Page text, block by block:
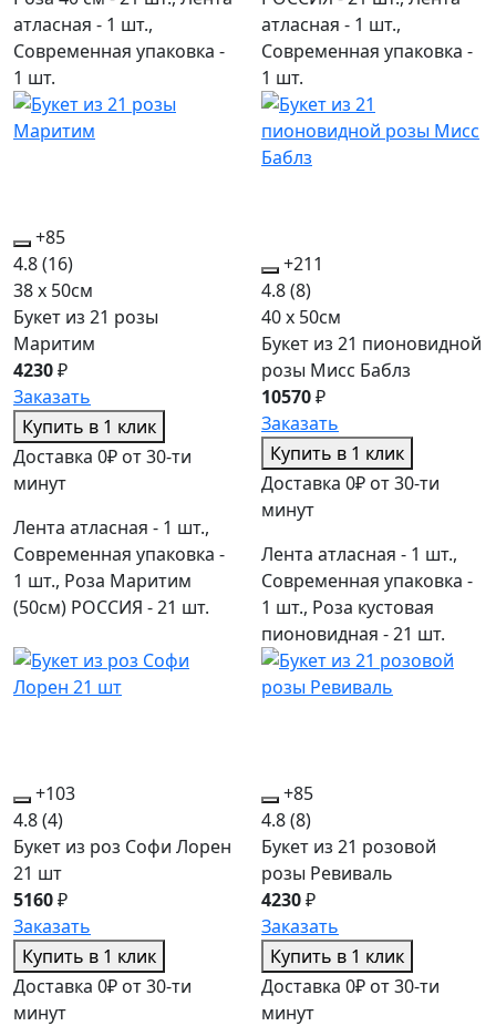
атласная - 1 шт.,
Современная упаковка -
1 шт.
атласная - 1 шт.,
Современная упаковка -
1 шт.
+85
4.8(16)
38 x 50см
Букет из 21 розы
Маритим
4230₽
Заказать
Купить в 1 клик
Доставка 0₽ от 30-ти
минут
Лента атласная - 1 шт.,
Современная упаковка -
1 шт., Роза Маритим
(50см) РОССИЯ - 21 шт.
+211
4.8(8)
40 x 50см
Букет из 21 пионовидной
розы Мисс Баблз
10570₽
Заказать
Купить в 1 клик
Доставка 0₽ от 30-ти
минут
Лента атласная - 1 шт.,
Современная упаковка -
1 шт., Роза кустовая
пионовидная - 21 шт.
+103
4.8(4)
Букет из роз Софи Лорен
21 шт
5160₽
Заказать
Купить в 1 клик
Доставка 0₽ от 30-ти
минут
+85
4.8(8)
Букет из 21 розовой
розы Ревиваль
4230₽
Заказать
Купить в 1 клик
Доставка 0₽ от 30-ти
минут